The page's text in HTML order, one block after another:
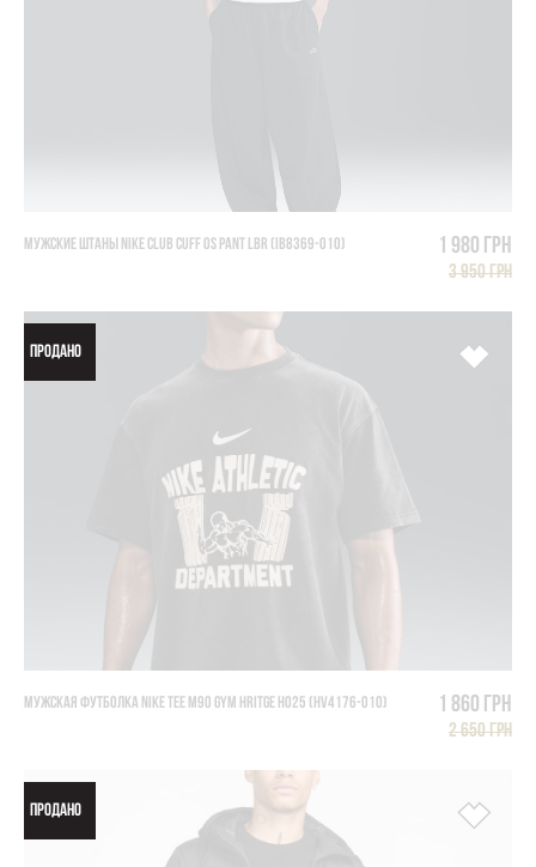
МУЖСКИЕ ШТАНЫ NIKE CLUB CUFF OS PANT LBR (IB8369-010) 1 980 грн
3 950 грн
ПРОДАНО
МУЖСКАЯ ФУТБОЛКА NIKE TEE M90 GYM HRiTGE HO25 (HV4176-010) 1 860 грн
2 650 грн
ПРОДАНО